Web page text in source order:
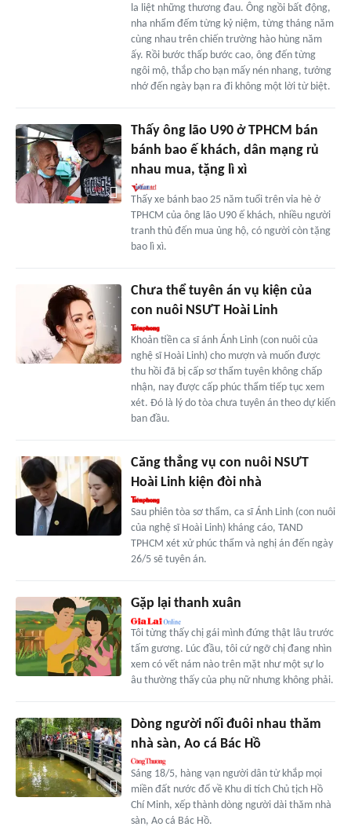
la liệt những thương đau. Ông ngồi bất động,
nha nhẩm đếm từng kỷ niệm, từng tháng năm
cùng nhau trên chiến trường hào hùng năm
ấy. Rồi bước thấp bước cao, ông đến từng
ngôi mộ, thắp cho bạn mấy nén nhang, tưởng
nhớ đến ngày bạn ra đi không một lời từ biệt.
Thấy ông lão U90 ở TPHCM bán
bánh bao ế khách, dân mạng rủ
nhau mua, tặng lì xì
Thấy xe bánh bao 25 năm tuổi trên vỉa hè ở
TPHCM của ông lão U90 ế khách, nhiều người
tranh thủ đến mua ủng hộ, có người còn tặng
bao lì xì.
Chưa thể tuyên án vụ kiện của
con nuôi NSƯT Hoài Linh
Khoản tiền ca sĩ ánh Ánh Linh (con nuôi của
nghệ sĩ Hoài Linh) cho mượn và muốn được
thu hồi đã bị cấp sơ thẩm tuyên không chấp
nhận, nay được cấp phúc thẩm tiếp tục xem
xét. Đó là lý do tòa chưa tuyên án theo dự kiến
ban đầu.
Căng thẳng vụ con nuôi NSƯT
Hoài Linh kiện đòi nhà
Sau phiên tòa sơ thẩm, ca sĩ Ánh Linh (con nuôi
của nghệ sĩ Hoài Linh) kháng cáo, TAND
TPHCM xét xử phúc thẩm và nghị án đến ngày
26/5 sẽ tuyên án.
Gặp lại thanh xuân
Tôi từng thấy chị gái mình đứng thật lâu trước
tấm gương. Lúc đầu, tôi cứ ngỡ chị đang nhìn
xem có vết nám nào trên mặt như một sự lo
âu thường thấy của phụ nữ nhưng không phải.
Dòng người nối đuôi nhau thăm
nhà sàn, Ao cá Bác Hồ
Sáng 18/5, hàng vạn người dân từ khắp mọi
miền đất nước đổ về Khu di tích Chủ tịch Hồ
Chí Minh, xếp thành dòng người dài thăm nhà
sàn, Ao cá Bác Hồ.